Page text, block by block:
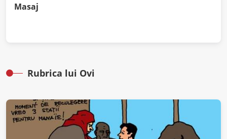
Masaj
Rubrica lui Ovi